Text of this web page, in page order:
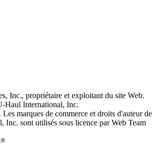
Inc., propriétaire et exploitant du site Web.
Haul International, Inc.
Les marques de commerce et droits d'auteur de
Inc. sont utilisés sous licence par Web Team
®